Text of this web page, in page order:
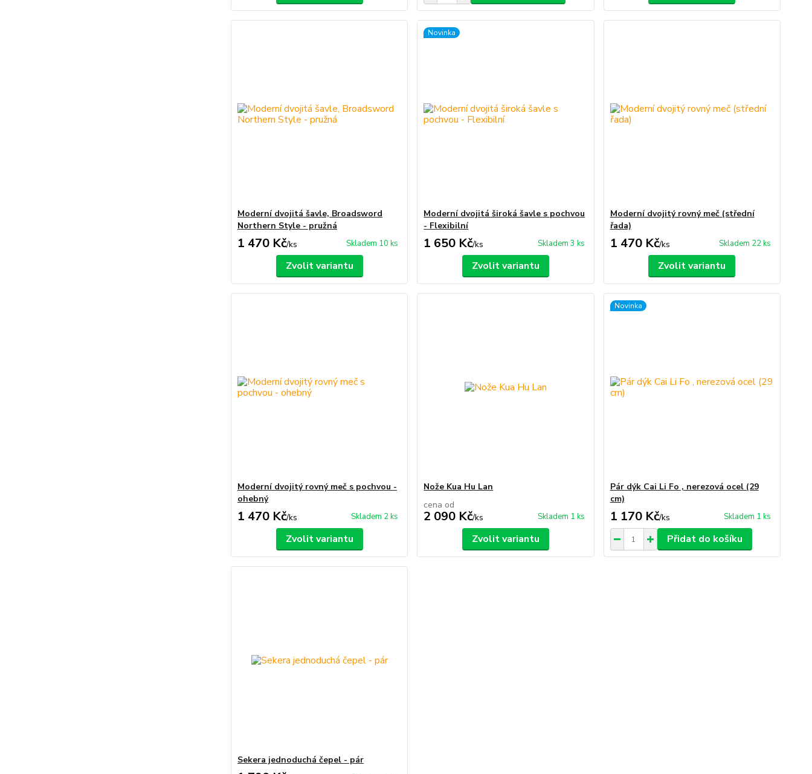
Moderní dvojitá šavle, Broadsword
Northern Style - pružná
1 470 Kč/ks Skladem 10 ks
Zvolit variantu
Novinka
Moderní dvojitá široká šavle s pochvou
- Flexibilní
1 650 Kč/ks Skladem 3 ks
Zvolit variantu
Moderní dvojitý rovný meč (střední
řada)
1 470 Kč/ks Skladem 22 ks
Zvolit variantu
Moderní dvojitý rovný meč s pochvou -
ohebný
1 470 Kč/ks Skladem 2 ks
Zvolit variantu
Nože Kua Hu Lan
cena od
2 090 Kč/ks Skladem 1 ks
Zvolit variantu
Novinka
Pár dýk Cai Li Fo , nerezová ocel (29
cm)
1 170 Kč/ks Skladem 1 ks
Přidat do košíku
Sekera jednoduchá čepel - pár